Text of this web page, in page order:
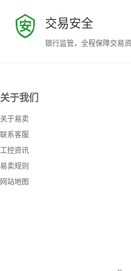
交易安全
银行监管，全程保障交易
关于我们
关于易卖
联系客服
工控资讯
易卖规则
网站地图